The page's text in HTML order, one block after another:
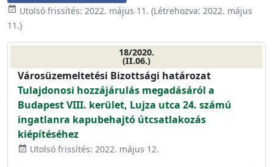
event_available Utolsó frissítés: 2022. május 11. (Létrehozva: 2022. május
11.)
18/2020.
(II.06.)
Városüzemeltetési Bizottsági határozat
Tulajdonosi hozzájárulás megadásáról a
Budapest VIII. kerület, Lujza utca 24. számú
ingatlanra kapubehajtó útcsatlakozás
kiépítéséhez
event_available Utolsó frissítés: 2022. május 12.